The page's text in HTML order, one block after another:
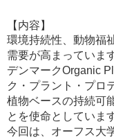
【内容】
環境持続性、動物福
需要が高まっていま
デンマークOrganic
ク・プラント・プロ
植物ベースの持続可
とを使命としていま
今回は、オーフス大